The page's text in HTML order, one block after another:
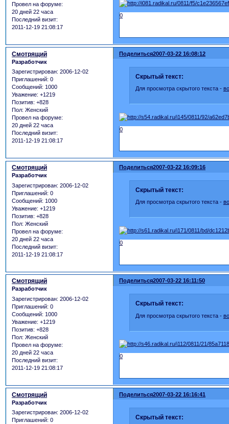
Провел на форуме:
20 дней 22 часа
Последний визит:
2011-12-19 21:08:17
0
Поделиться2007-03-22 16:08:12
Смотрящий
Разработчик
Зарегистрирован: 2006-12-02
Приглашений: 0
Сообщений: 1000
Уважение: +1219
Позитив: +828
Пол: Женский
Провел на форуме:
20 дней 22 часа
Последний визит:
2011-12-19 21:08:17
Скрытый текст:
Для просмотра скрытого текста -
0
Поделиться2007-03-22 16:09:16
Смотрящий
Разработчик
Зарегистрирован: 2006-12-02
Приглашений: 0
Сообщений: 1000
Уважение: +1219
Позитив: +828
Пол: Женский
Провел на форуме:
20 дней 22 часа
Последний визит:
2011-12-19 21:08:17
Скрытый текст:
Для просмотра скрытого текста -
0
Поделиться2007-03-22 16:11:50
Смотрящий
Разработчик
Зарегистрирован: 2006-12-02
Приглашений: 0
Сообщений: 1000
Уважение: +1219
Позитив: +828
Пол: Женский
Провел на форуме:
20 дней 22 часа
Последний визит:
2011-12-19 21:08:17
Скрытый текст:
Для просмотра скрытого текста -
0
Поделиться2007-03-22 16:16:41
Смотрящий
Разработчик
Зарегистрирован: 2006-12-02
Приглашений: 0
Скрытый текст: